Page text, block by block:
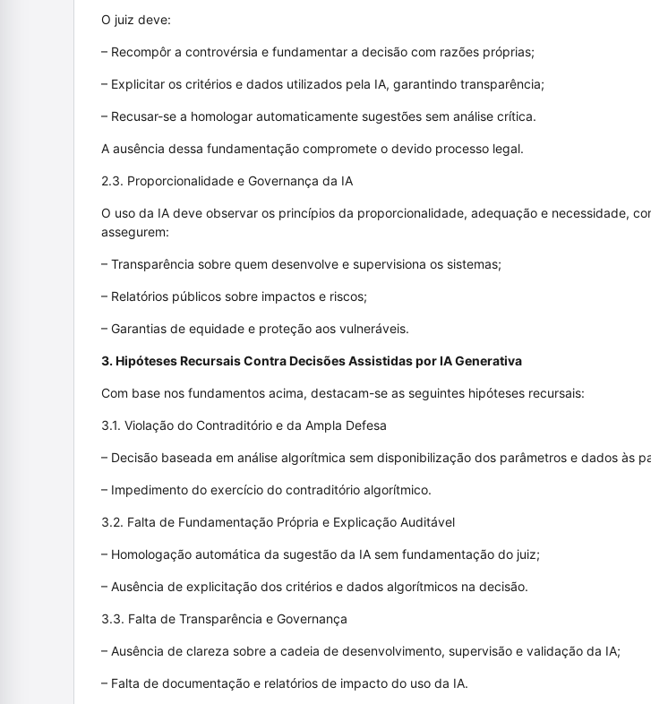
O juiz deve:
– Recompôr a controvérsia e fundamentar a decisão com razões próprias;
– Explicitar os critérios e dados utilizados pela IA, garantindo transparência;
– Recusar-se a homologar automaticamente sugestões sem análise crítica.
A ausência dessa fundamentação compromete o devido processo legal.
2.3. Proporcionalidade e Governança da IA
O uso da IA deve observar os princípios da proporcionalidade, adequação e necessidade,
assegurem:
– Transparência sobre quem desenvolve e supervisiona os sistemas;
– Relatórios públicos sobre impactos e riscos;
– Garantias de equidade e proteção aos vulneráveis.
3. Hipóteses Recursais Contra Decisões Assistidas por IA Generativa
Com base nos fundamentos acima, destacam-se as seguintes hipóteses recursais:
3.1. Violação do Contraditório e da Ampla Defesa
– Decisão baseada em análise algorítmica sem disponibilização dos parâmetros e dados às
– Impedimento do exercício do contraditório algorítmico.
3.2. Falta de Fundamentação Própria e Explicação Auditável
– Homologação automática da sugestão da IA sem fundamentação do juiz;
– Ausência de explicitação dos critérios e dados algorítmicos na decisão.
3.3. Falta de Transparência e Governança
– Ausência de clareza sobre a cadeia de desenvolvimento, supervisão e validação da IA;
– Falta de documentação e relatórios de impacto do uso da IA.